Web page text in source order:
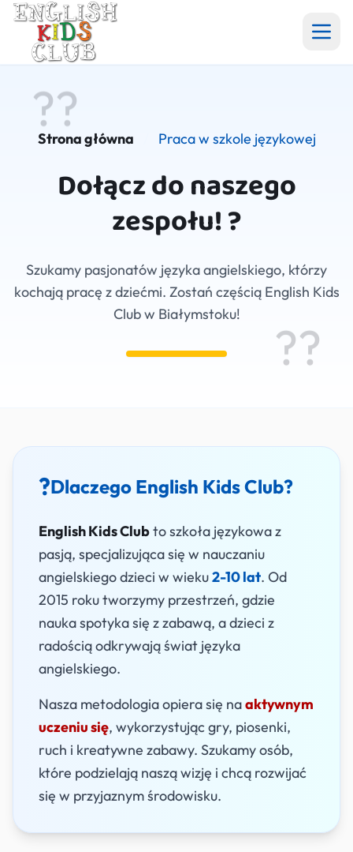
Angielski w szkole i przedszkolu
Półkolonie
Galeria
Strona główna Praca w szkole językowej
Dołącz do naszego
zespołu! ?
Szukamy pasjonatów języka angielskiego, którzy
kochają pracę z dziećmi. Zostań częścią English Kids
Club w Białymstoku!
??
??
?Dlaczego English Kids Club?
English Kids Clubto szkoła językowa z
pasją, specjalizująca się w nauczaniu
angielskiego dzieci w wieku2-10 lat. Od
2015 roku tworzymy przestrzeń, gdzie
nauka spotyka się z zabawą, a dzieci z
radością odkrywają świat języka
angielskiego.
Nasza metodologia opiera się naaktywnym
uczeniu się, wykorzystując gry, piosenki,
ruch i kreatywne zabawy. Szukamy osób,
które podzielają naszą wizję i chcą rozwijać
się w przyjaznym środowisku.